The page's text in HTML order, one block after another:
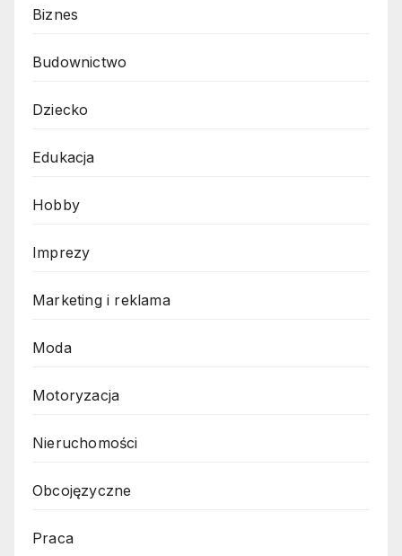
Biznes
Budownictwo
Dziecko
Edukacja
Hobby
Imprezy
Marketing i reklama
Moda
Motoryzacja
Nieruchomości
Obcojęzyczne
Praca